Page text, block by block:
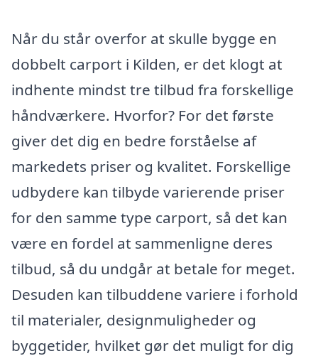
Når du står overfor at skulle bygge en
dobbelt carport i Kilden, er det klogt at
indhente mindst tre tilbud fra forskellige
håndværkere. Hvorfor? For det første
giver det dig en bedre forståelse af
markedets priser og kvalitet. Forskellige
udbydere kan tilbyde varierende priser
for den samme type carport, så det kan
være en fordel at sammenligne deres
tilbud, så du undgår at betale for meget.
Desuden kan tilbuddene variere i forhold
til materialer, designmuligheder og
byggetider, hvilket gør det muligt for dig